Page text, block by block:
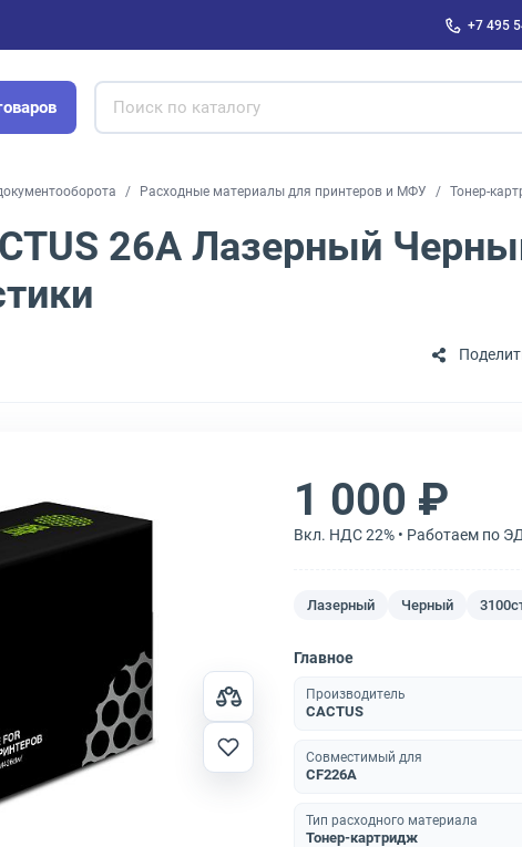
+7 495
Расходные материалы для принтеров и МФУ Тонер-
26A Лазерный
1 000 ₽
Вкл. НДС 22% • Работаем по
Лазерный Черный
Главное
Производитель
CACTUS
Совместимый для
CF226A
Тип расходного материала
Тонер-картридж